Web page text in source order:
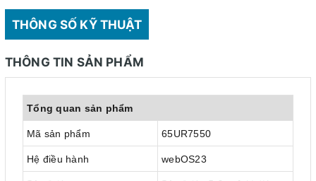
THÔNG SỐ KỸ THUẬT
THÔNG TIN SẢN PHẨM
Tổng quan sản phẩm
Mã sản phẩm 65UR7550
Hệ điều hành webOS23